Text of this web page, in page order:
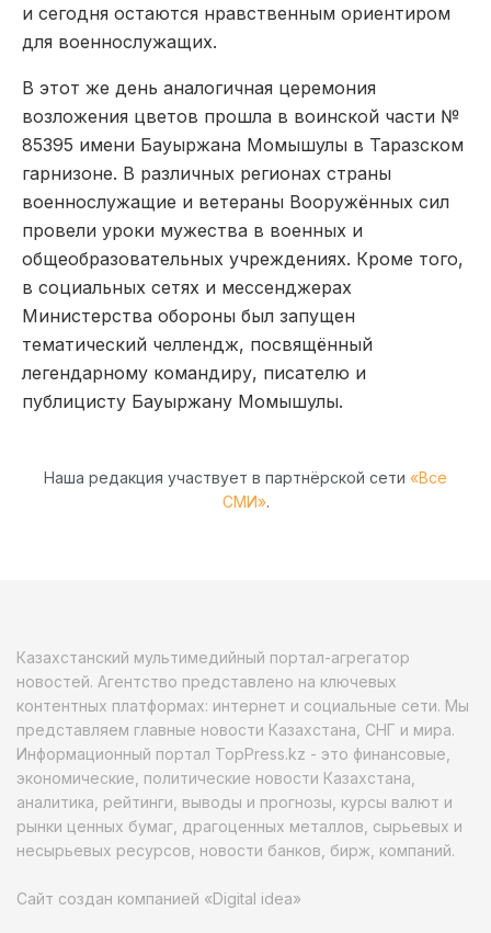
и сегодня остаются нравственным ориентиром
для военнослужащих.
В этот же день аналогичная церемония
возложения цветов прошла в воинской части №
85395 имени Бауыржана Момышулы в Таразском
гарнизоне. В различных регионах страны
военнослужащие и ветераны Вооружённых сил
провели уроки мужества в военных и
общеобразовательных учреждениях. Кроме того,
в социальных сетях и мессенджерах
Министерства обороны был запущен
тематический челлендж, посвящённый
легендарному командиру, писателю и
публицисту Бауыржану Момышулы.
Наша редакция участвует в партнёрской сети «Все
СМИ».
Казахстанский мультимедийный портал-агрегатор
новостей. Агентство представлено на ключевых
контентных платформах: интернет и социальные сети. Мы
представляем главные новости Казахстана, СНГ и мира.
Информационный портал TopPress.kz - это финансовые,
экономические, политические новости Казахстана,
аналитика, рейтинги, выводы и прогнозы, курсы валют и
рынки ценных бумаг, драгоценных металлов, сырьевых и
несырьевых ресурсов, новости банков, бирж, компаний.
Сайт создан компанией «Digital idea»